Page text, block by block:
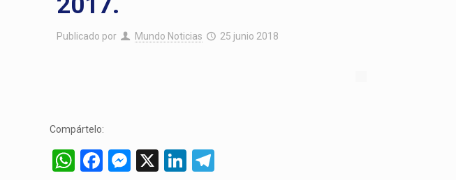
Publicado por Mundo Noticias 25 junio 2018
Compártelo:
WhatsApp
Facebook
Messenger
X LinkedIn